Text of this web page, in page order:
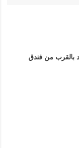
أوربان نورد بالقرب من فندق